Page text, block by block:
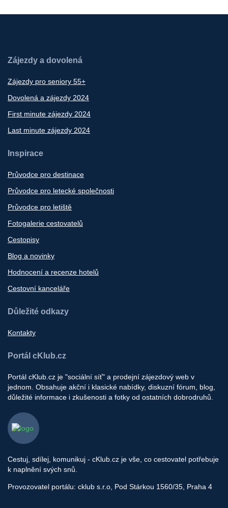
Zájezdy a dovolená
Zájezdy pro seniory 55+
Dovolená a zájezdy 2024
First minute zájezdy 2024
Last minute zájezdy 2024
Inspirace
Průvodce pro destinace
Průvodce pro letecké společnosti
Průvodce pro letiště
Fotogalerie cestovatelů
Cestopisy
Blog a novinky
Hodnocení a recenze hotelů
Cestovní kanceláře
Důležité odkazy
Kontakty
Portál cKlub.cz
Portál cKlub.cz je "sociální síť" a prodejní zájezdový web v
jednom. Obsahuje akční i klasické nabídky, diskuzní fórum, blog,
důležité informace i zkušenosti a fotky od ostatních dobrodruhů.
Cestuj, sdílej, komunikuj - cKlub.cz je vše, co cestovatel potřebuje
k naplnění svých snů.
Provozovatel portálu: cklub s.r.o, Pod Stárkou 1560/35, Praha 4